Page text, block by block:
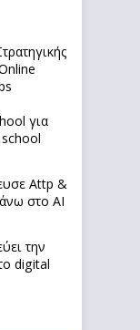
για
Attp &
στο ΑΙ
την
digital